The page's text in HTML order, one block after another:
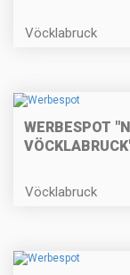
Vöcklabruck
WERBESPOT
Vöcklabruck